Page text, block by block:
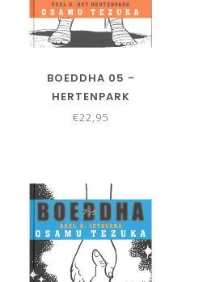
BOEDDHA 05 -
HERTENPARK
€22,95